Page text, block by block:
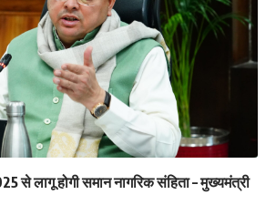
से लागू होगी समान नागरिक संहिता – मुख्यमंत्री